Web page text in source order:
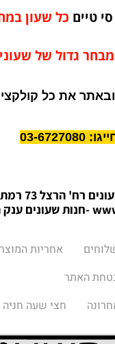
טיים כל שעון
גדול של
את כל
רח' הרצל 73 רמת גן
-חנות שעונים ענק
אחריות המוצר
האתר
חצי שעה חניה